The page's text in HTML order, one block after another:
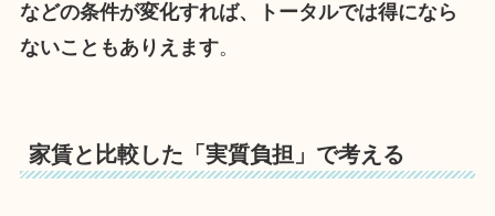
などの条件が変化すれば、トータルでは得になら
ないこともありえます。
家賃と比較した「実質負担」で考える